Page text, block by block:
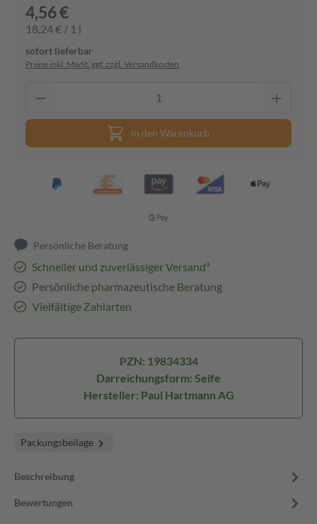
4,56 €
18,24 € / 1 l
sofort lieferbar
Preise inkl. MwSt. ggf. zzgl. Versandkosten
In den Warenkorb
Persönliche Beratung
Schneller und zuverlässiger Versand³
Persönliche pharmazeutische Beratung
Vielfältige Zahlarten
PZN: 19834334
Darreichungsform: Seife
Hersteller: Paul Hartmann AG
Packungsbeilage
Beschreibung
Bewertungen